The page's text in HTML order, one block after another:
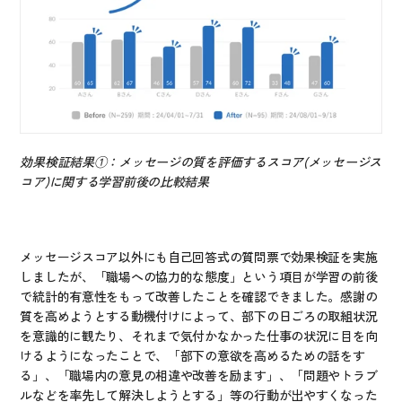
効果検証結果①：メッセージの質を評価するスコア(メッセージス
コア)に関する学習前後の比較結果
メッセージスコア以外にも自己回答式の質問票で効果検証を実施
しましたが、「職場への協力的な態度」という項目が学習の前後
で統計的有意性をもって改善したことを確認できました。感謝の
質を高めようとする動機付けによって、部下の日ごろの取組状況
を意識的に観たり、それまで気付かなかった仕事の状況に目を向
けるようになったことで、「部下の意欲を高めるための話をす
る」、「職場内の意見の相違や改善を励ます」、「問題やトラブ
ルなどを率先して解決しようとする」等の行動が出やすくなった